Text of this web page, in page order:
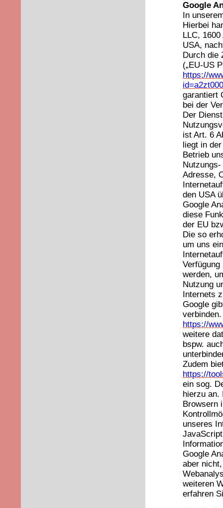
Google
In
Hierbei
LLC,
USA,
Durch die
(„EU-US
https://
garantiert
bei der
Der
ist Art. 6
liegt in
Betrieb
Adresse,
den USA
Google
diese
der EU
Die so
um uns
werden,
Nutzung
Internets
Google
https://
weitere
bspw.
Zudem
https://
ein sog.
hierzu an.
Browsern
unseres
Google
aber
weiteren
erfahren